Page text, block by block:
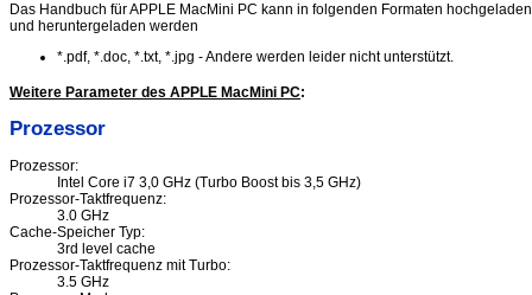
Das Handbuch für APPLE MacMini PC kann in folgenden Formaten hochgeladen
und heruntergeladen werden
*.pdf, *.doc, *.txt, *.jpg - Andere werden leider nicht unterstützt.
Weitere Parameter des APPLE MacMini PC:
Prozessor
Prozessor:
Intel Core i7 3,0 GHz (Turbo Boost bis 3,5 GHz)
Prozessor-Taktfrequenz:
3.0 GHz
Cache-Speicher Typ:
3rd level cache
Prozessor-Taktfrequenz mit Turbo:
3.5 GHz